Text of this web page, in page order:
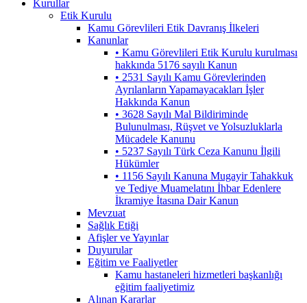
Kurullar
Etik Kurulu
Kamu Görevlileri Etik Davranış İlkeleri
Kanunlar
• Kamu Görevlileri Etik Kurulu kurulması
hakkında 5176 sayılı Kanun
• 2531 Sayılı Kamu Görevlerinden
Ayrılanların Yapamayacakları İşler
Hakkında Kanun
• 3628 Sayılı Mal Bildiriminde
Bulunulması, Rüşvet ve Yolsuzluklarla
Mücadele Kanunu
• 5237 Sayılı Türk Ceza Kanunu İlgili
Hükümler
• 1156 Sayılı Kanuna Mugayir Tahakkuk
ve Tediye Muamelatını İhbar Edenlere
İkramiye İtasına Dair Kanun
Mevzuat
Sağlık Etiği
Afişler ve Yayınlar
Duyurular
Eğitim ve Faaliyetler
Kamu hastaneleri hizmetleri başkanlığı
eğitim faaliyetimiz
Alınan Kararlar